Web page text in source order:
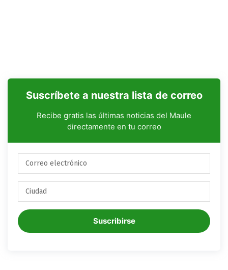
Suscríbete a nuestra lista de correo
Recibe gratis las últimas noticias del Maule
directamente en tu correo
Suscribirse